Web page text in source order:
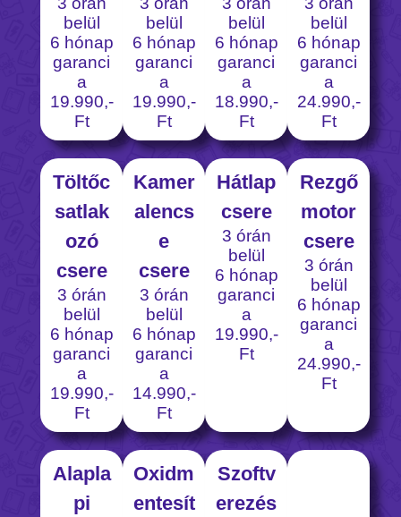
belül
6 hónap
garanci
a
19.990,-
Ft
belül
6 hónap
garanci
a
19.990,-
Ft
belül
6 hónap
garanci
a
18.990,-
Ft
belül
6 hónap
garanci
a
24.990,-
Ft
Töltőc
satlak
ozó
csere
3 órán
belül
6 hónap
garanci
a
19.990,-
Ft
Kamer
alencs
e
csere
3 órán
belül
6 hónap
garanci
a
14.990,-
Ft
Hátlap
csere
3 órán
belül
6 hónap
garanci
a
19.990,-
Ft
Rezgő
motor
csere
3 órán
belül
6 hónap
garanci
a
24.990,-
Ft
Alapla
pi
Oxidm
entesít
Szoftv
erezés